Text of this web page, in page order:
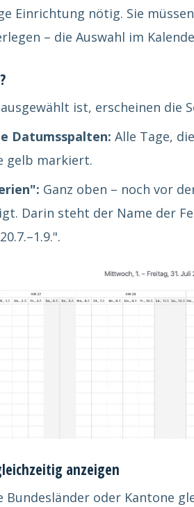
Einrichtung nötig. Sie
– die Auswahl im
ist, erscheinen die
Datumsspalten: Alle Tage,
gelb markiert.
Ganz oben – noch vor
Darin steht der Name der
anzeigen
Bundesländer oder Kantone